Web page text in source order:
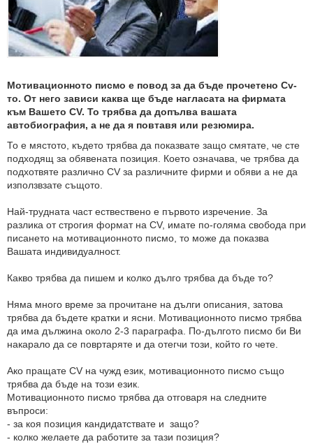
Мотивационното писмо е повод за да бъде прочетено Cv-
то. От него зависи каква ще бъде нагласата на фирмата
към Вашето CV. To трябва да допълва вашата
автобиография, а не да я повтавя или резюмира.
То е мястото, където трябва да показвате защо смятате, че сте
подходящ за обявената позиция. Което означава, че трябва да
подхотвяте различно CV за различните фирми и обяви а не да
използвзате същото.
Най-трудната част ествествено е първото изречение. За
разлика от строгия формат на CV, имате по-голяма свобода при
писането на мотивационното писмо, то може да показва
Вашата индивидуалност.
Какво трябва да пишем и колко дълго трябва да бъде то?
Няма много време за прочитане на дълги описания, затова
трябва да бъдете кратки и ясни. Мотивационното писмо трябва
да има дължина около 2-3 параграфа. По-дългото писмо би Ви
накарало да се повртаряте и да отегчи този, който го чете.
Ако пращате CV на чужд език, мотивационното писмо също
трябва да бъде на този език.
Мотивационното писмо трябва да отговаря на следните
въпроси:
- за коя позиция кандидатствате и защо?
- колко желаете да работите за тази позиция?